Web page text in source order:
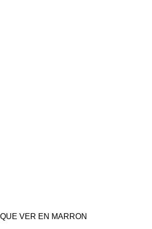
QUE VER EN MARRON